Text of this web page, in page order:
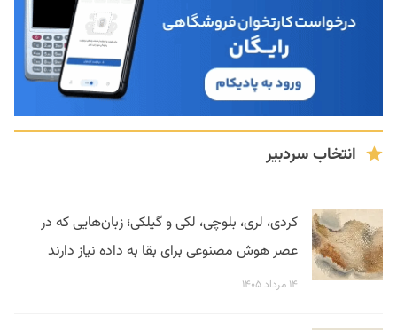
انتخاب سردبیر
کردی، لری، بلوچی، لکی و گیلکی؛ زبان‌هایی که در
عصر هوش مصنوعی برای بقا به داده نیاز دارند
۱۴ مرداد ۱۴۰۵